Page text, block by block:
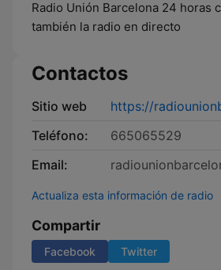
Radio Unión Barcelona 24 horas
también la radio en directo
Contactos
Sitio web
https://
Teléfono:
665065529
Email:
Actualiza esta información de radio
Compartir
Facebook Twitter